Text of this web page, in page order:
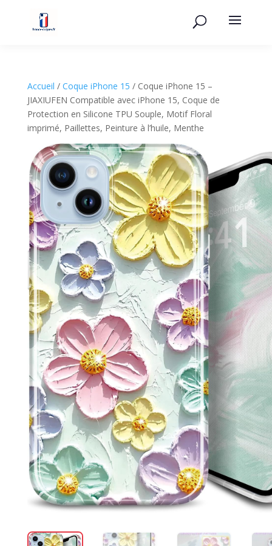
Accueil / Coque iPhone 15 / Coque iPhone 15 –
JIAXIUFEN Compatible avec iPhone 15, Coque de
Protection en Silicone TPU Souple, Motif Floral
imprimé, Paillettes, Peinture à l’huile, Menthe